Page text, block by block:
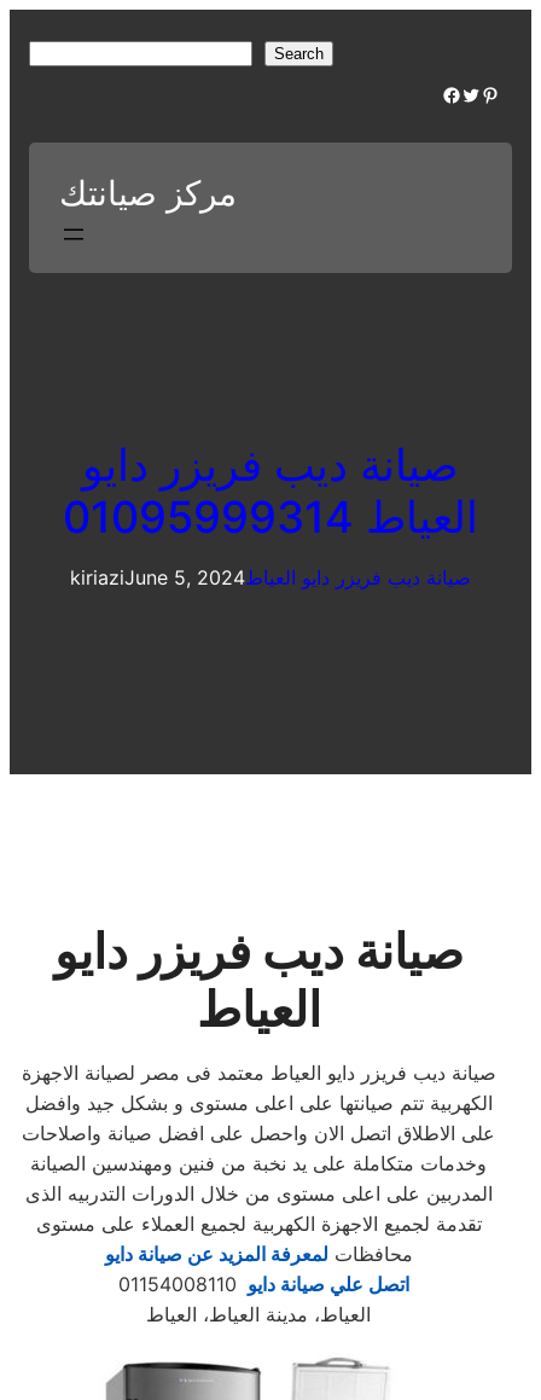
r
Search
Facebook Twitter Pinterest
مركز صيانتك
صيانة ديب فريزر دايو
العياط 01095999314
kiriaziJune 5, 2024صيانة ديب فريزر دايو العياط
صيانة ديب فريزر دايو
العياط
صيانة ديب فريزر دايو العياط معتمد فى مصر لصيانة الاجهزة
الكهربية تتم صيانتها على اعلى مستوى و بشكل جيد وافضل
على الاطلاق اتصل الان واحصل على افضل صيانة واصلاحات
وخدمات متكاملة على يد نخبة من فنين ومهندسين الصيانة
المدربين على اعلى مستوى من خلال الدورات التدربيه الذى
تقدمة لجميع الاجهزة الكهربية لجميع العملاء على مستوى
محافظات لمعرفة المزيد عن صيانة دايو
اتصل علي صيانة دايو
العياط، مدينة العياط، العياط